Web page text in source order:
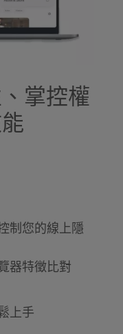
掌控權
制您的線上隱
器特徵比對
上手